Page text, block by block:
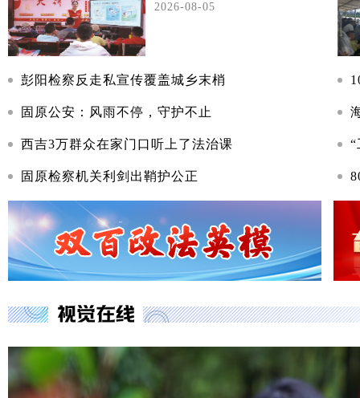
2026-08-05
彭阳检察反走私宣传覆盖城乡末梢
固原公安：风雨不停，守护不止
西吉3万群众在家门口听上了法治课
固原检察机关利剑出鞘护公正
“